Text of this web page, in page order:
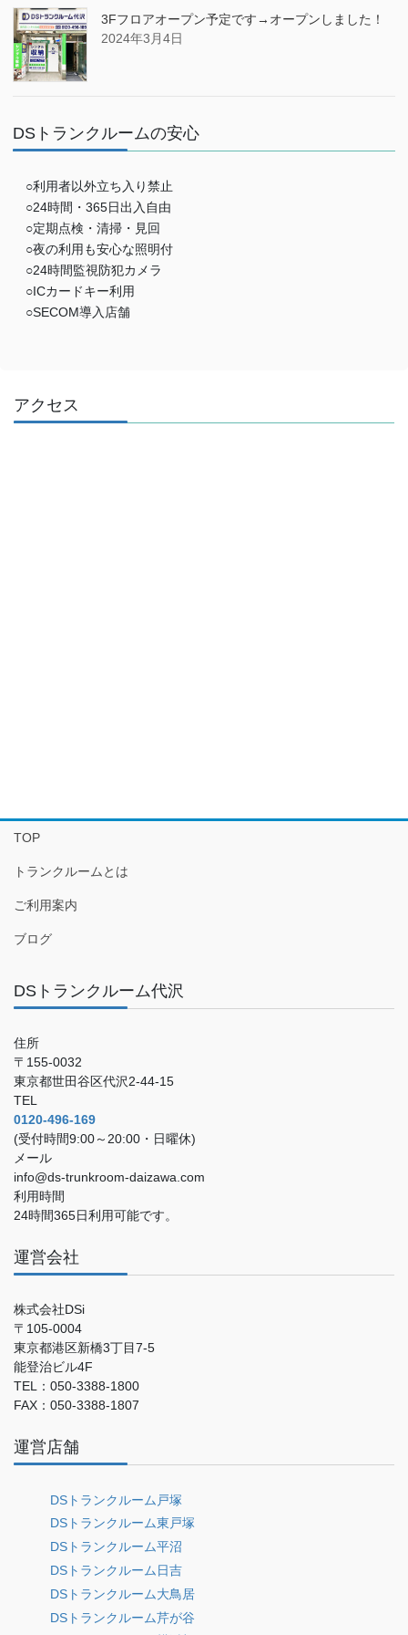
3Fフロアオープン予定です→オープンしました！
2024年3月4日
DSトランクルームの安心
○利用者以外立ち入り禁止
○24時間・365日出入自由
○定期点検・清掃・見回
○夜の利用も安心な照明付
○24時間監視防犯カメラ
○ICカードキー利用
○SECOM導入店舗
アクセス
TOP
トランクルームとは
ご利用案内
ブログ
DSトランクルーム代沢
住所
〒155-0032
東京都世田谷区代沢2-44-15
TEL
0120-496-169
(受付時間9:00～20:00・日曜休)
メール
info@ds-trunkroom-daizawa.com
利用時間
24時間365日利用可能です。
運営会社
株式会社DSi
〒105-0004
東京都港区新橋3丁目7-5
能登治ビル4F
TEL：050-3388-1800
FAX：050-3388-1807
運営店舗
DSトランクルーム戸塚
DSトランクルーム東戸塚
DSトランクルーム平沼
DSトランクルーム日吉
DSトランクルーム大鳥居
DSトランクルーム芹が谷